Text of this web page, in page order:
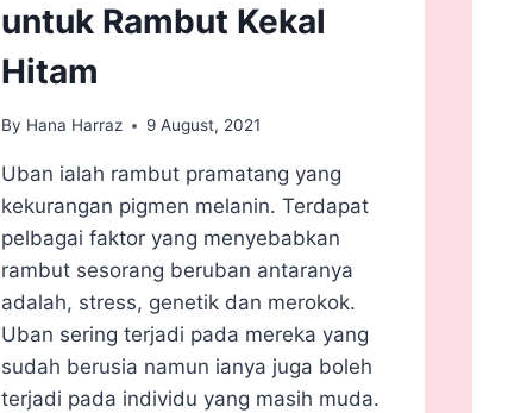
untuk Rambut Kekal
Hitam
By Hana Harraz 9 August, 2021
Uban ialah rambut pramatang yang
kekurangan pigmen melanin. Terdapat
pelbagai faktor yang menyebabkan
rambut sesorang beruban antaranya
adalah, stress, genetik dan merokok.
Uban sering terjadi pada mereka yang
sudah berusia namun ianya juga boleh
terjadi pada individu yang masih muda.